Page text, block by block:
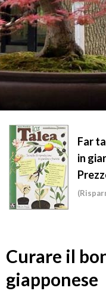
Far
in
Curare il
giapponese